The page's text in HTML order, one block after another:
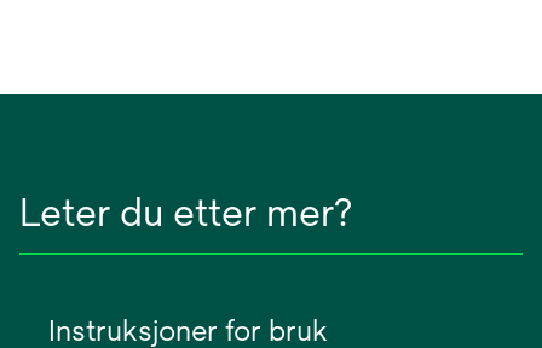
Leter du etter mer?
Instruksjoner for bruk